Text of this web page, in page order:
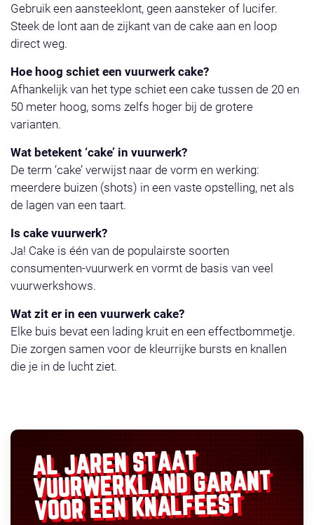
Gebruik een aansteeklont, geen aansteker of lucifer.
Steek de lont aan de zijkant van de cake aan en loop
direct weg.
Hoe hoog schiet een vuurwerk cake?
Afhankelijk van het type schiet een cake tussen de 20 en
50 meter hoog, soms zelfs hoger bij de grotere
varianten.
Wat betekent ‘cake’ in vuurwerk?
De term ‘cake’ verwijst naar de vorm en werking:
meerdere buizen (shots) in een vaste opstelling, net als
de lagen van een taart.
Is cake vuurwerk?
Ja! Cake is één van de populairste soorten
consumenten-vuurwerk en vormt de basis van veel
vuurwerkshows.
Wat zit er in een vuurwerk cake?
Elke buis bevat een lading kruit en een effectbommetje.
Die zorgen samen voor de kleurrijke bursts en knallen
die je in de lucht ziet.
AL JAREN STAAT
VUURWERKLANDGARANT
VOOR EEN KNALFEEST